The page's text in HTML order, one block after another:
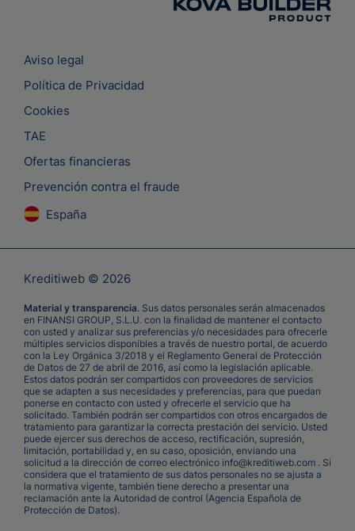
Aviso legal
Política de Privacidad
Cookies
TAE
Ofertas financieras
Prevención contra el fraude
España
Kreditiweb © 2026
Material y transparencia. Sus datos personales serán almacenados
en FINANSI GROUP, S.L.U. con la finalidad de mantener el contacto
con usted y analizar sus preferencias y/o necesidades para ofrecerle
múltiples servicios disponibles a través de nuestro portal, de acuerdo
con la Ley Orgánica 3/2018 y el Reglamento General de Protección
de Datos de 27 de abril de 2016, así como la legislación aplicable.
Estos datos podrán ser compartidos con proveedores de servicios
que se adapten a sus necesidades y preferencias, para que puedan
ponerse en contacto con usted y ofrecerle el servicio que ha
solicitado. También podrán ser compartidos con otros encargados de
tratamiento para garantizar la correcta prestación del servicio. Usted
puede ejercer sus derechos de acceso, rectificación, supresión,
limitación, portabilidad y, en su caso, oposición, enviando una
solicitud a la dirección de correo electrónico info@kreditiweb.com . Si
considera que el tratamiento de sus datos personales no se ajusta a
la normativa vigente, también tiene derecho a presentar una
reclamación ante la Autoridad de control (Agencia Española de
Protección de Datos).